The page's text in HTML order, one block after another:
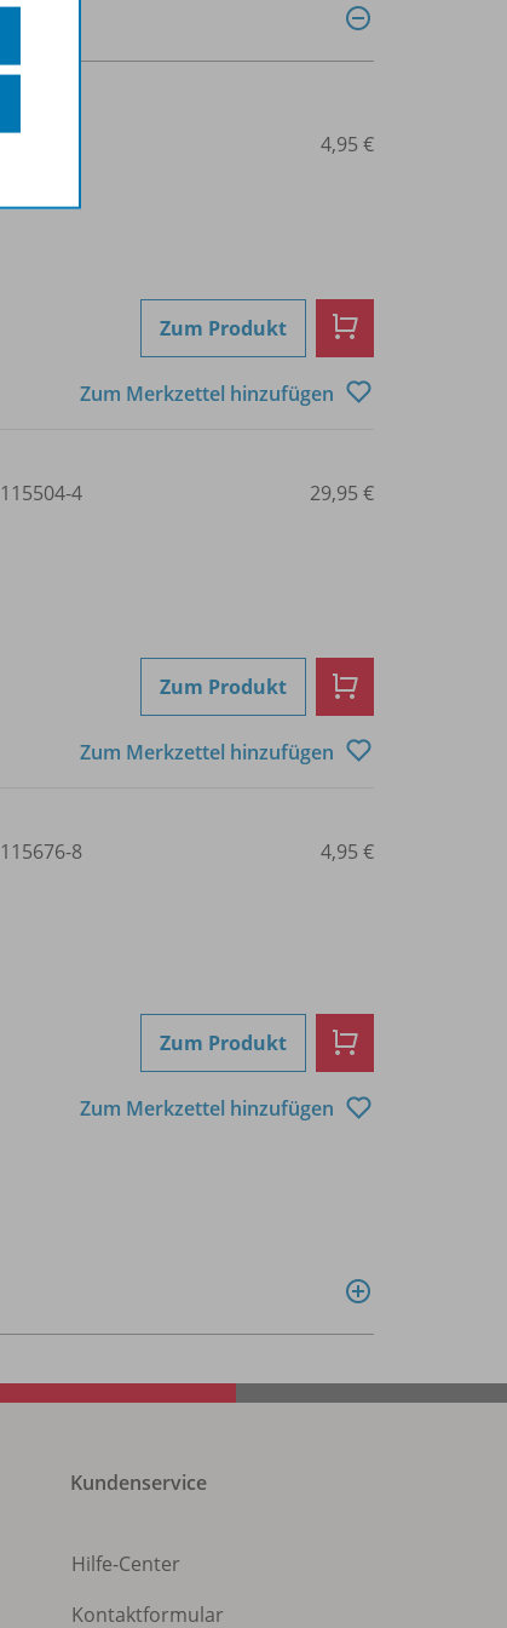
4,95 €
Zum Produkt
Zum Merkzettel hinzufügen
4 29,95 €
Zum Produkt
Zum Merkzettel hinzufügen
8 4,95 €
Zum Produkt
Zum Merkzettel hinzufügen
Kundenservice
Hilfe-Center
Kontaktformular